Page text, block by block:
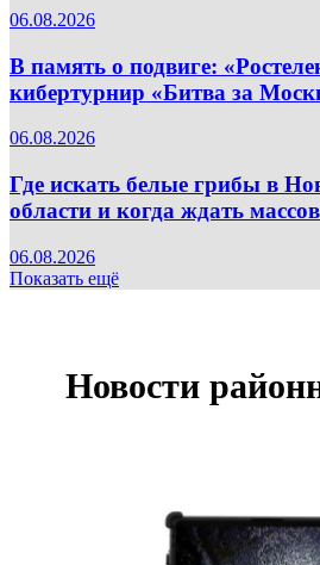
06.08.2026
В память о подвиге:
кибертурнир «Битва за
06.08.2026
Где искать белые грибы в
области и когда ждать
06.08.2026
Показать ещё